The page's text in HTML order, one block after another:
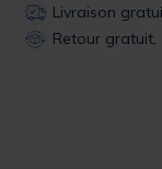
Livraison
Retour gratuit,